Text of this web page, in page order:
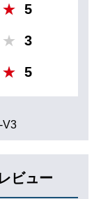
5
3
5
V3
ビュー